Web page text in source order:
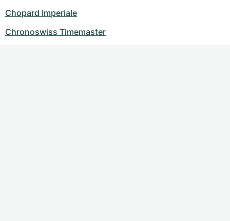
Chopard Imperiale
Chronoswiss Timemaster